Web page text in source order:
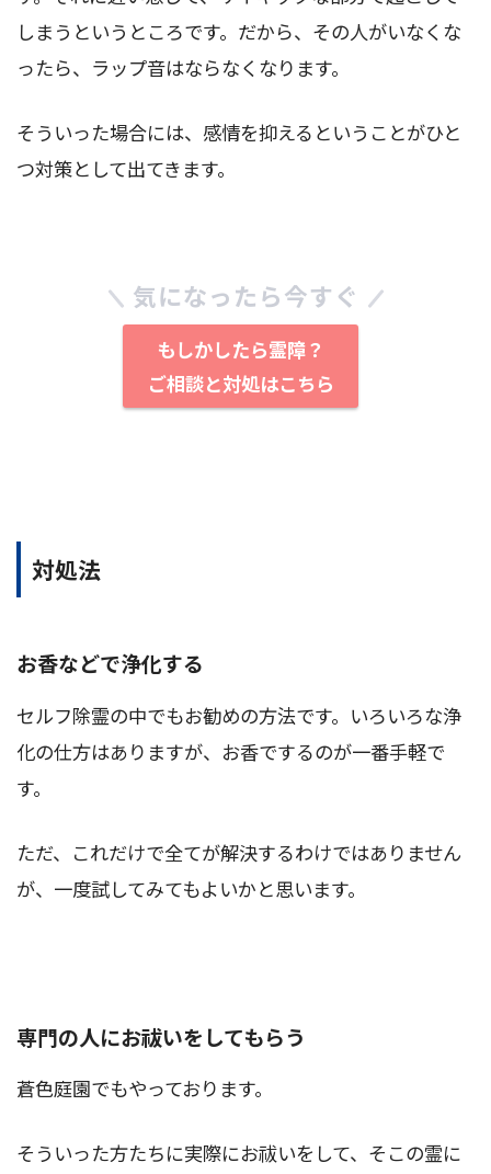
しまうというところです。だから、その人がいなくな
ったら、ラップ音はならなくなります。
そういった場合には、感情を抑えるということがひと
つ対策として出てきます。
気になったら今すぐ
もしかしたら霊障？
ご相談と対処はこちら
対処法
お香などで浄化する
セルフ除霊の中でもお勧めの方法です。いろいろな浄
化の仕方はありますが、お香でするのが一番手軽で
す。
ただ、これだけで全てが解決するわけではありません
が、一度試してみてもよいかと思います。
専門の人にお祓いをしてもらう
蒼色庭園でもやっております。
そういった方たちに実際にお祓いをして、そこの霊に